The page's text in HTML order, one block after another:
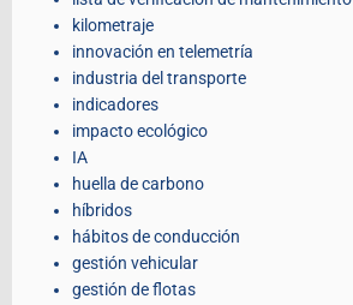
kilometraje
innovación en telemetría
industria del transporte
indicadores
impacto ecológico
IA
huella de carbono
híbridos
hábitos de conducción
gestión vehicular
gestión de flotas